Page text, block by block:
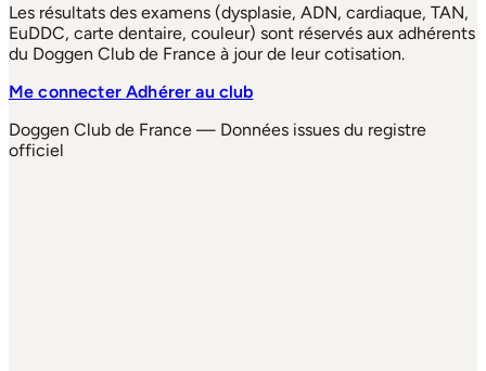
Les résultats des examens (dysplasie, ADN, cardiaque, TAN,
EuDDC, carte dentaire, couleur) sont réservés aux adhérents
du Doggen Club de France à jour de leur cotisation.
Me connecterAdhérer au club
Doggen Club de France — Données issues du registre
officiel